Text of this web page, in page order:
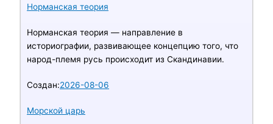
Норманская теория
Норманская теория — направление в
историографии, развивающее концепцию того, что
народ-племя русь происходит из Скандинавии.
Создан:2026-08-06
Морской царь